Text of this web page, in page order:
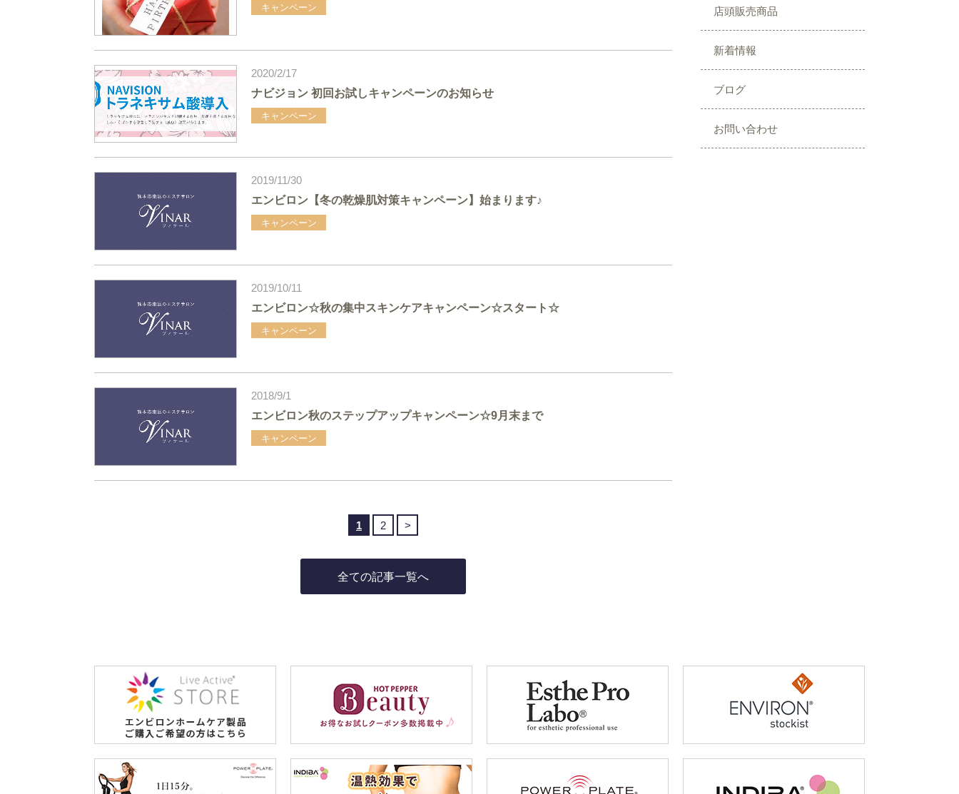
キャンペーン
2020/2/17
ナビジョン 初回お試しキャンペーンのお知らせ
キャンペーン
2019/11/30
エンビロン【冬の乾燥肌対策キャンペーン】始まります♪
キャンペーン
2019/10/11
エンビロン☆秋の集中スキンケアキャンペーン☆スタート☆
キャンペーン
2018/9/1
エンビロン秋のステップアップキャンペーン☆9月末まで
キャンペーン
1 2 >
全ての記事一覧へ
店頭販売商品
新着情報
ブログ
お問い合わせ